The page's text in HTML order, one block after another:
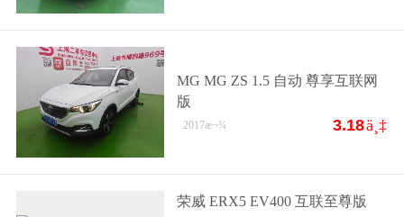
MG MG ZS 1.5 自动 尊享互联网
版
3.18ä¸‡
2017æ¬¾
荣威 ERX5 EV400 互联至尊版